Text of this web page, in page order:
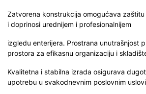
Zatvorena konstrukcija omogućava
i doprinosi urednijem i profesionalnijem
izgledu enterijera. Prostrana unutrašnjost
prostora za efikasnu organizaciju i
Kvalitetna i stabilna izrada osigurava
upotrebu u svakodnevnim poslovnim